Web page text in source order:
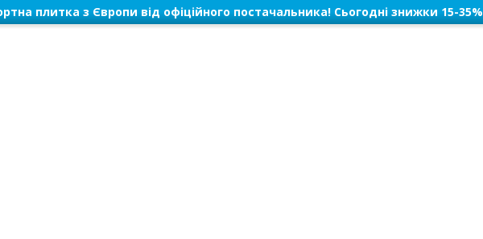
плитка з Європи від офіційного постачальника! Сьогодні знижки 15-35%